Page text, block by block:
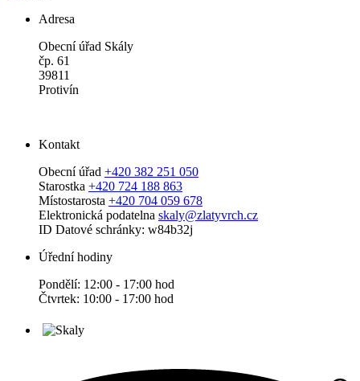
Adresa
Obecní úřad Skály
čp. 61
39811
Protivín
Kontakt
Obecní úřad +420 382 251 050
Starostka +420 724 188 863
Místostarosta +420 704 059 678
Elektronická podatelna skaly@zlatyvrch.cz
ID Datové schránky: w84b32j
Úřední hodiny
Pondělí: 12:00 - 17:00 hod
Čtvrtek: 10:00 - 17:00 hod